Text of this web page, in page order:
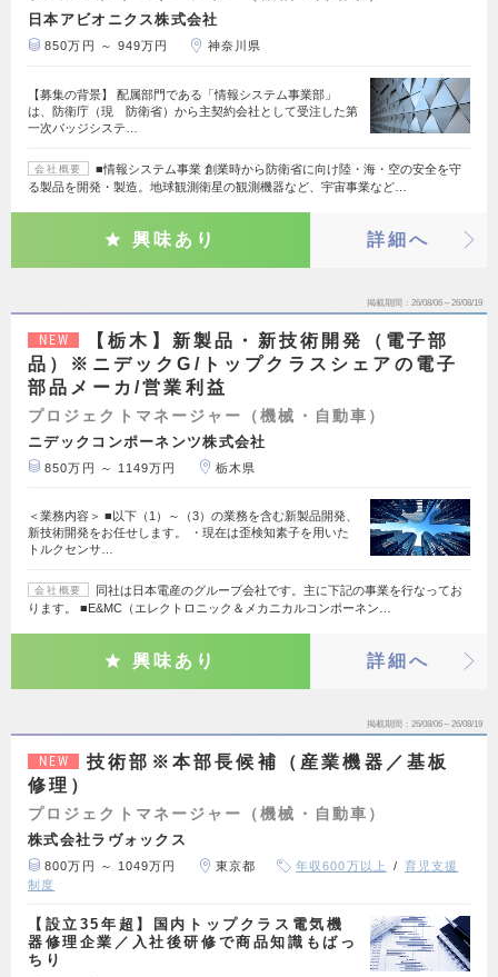
日本アビオニクス株式会社
850万円 ～ 949万円 神奈川県
【募集の背景】 配属部門である「情報システム事業部」
は、防衛庁（現 防衛省）から主契約会社として受注した第
一次バッジシステ…
会社概要
■情報システム事業 創業時から防衛省に向け陸・海・空の安全を守
る製品を開発・製造。地球観測衛星の観測機器など、宇宙事業など…
興味あり 詳細へ
掲載期間 26/08/06～26/08/19
NEW
【栃木】新製品・新技術開発（電子部
品）※ニデックG/トップクラスシェアの電子
部品メーカ/営業利益
プロジェクトマネージャー（機械・自動車）
ニデックコンポーネンツ株式会社
850万円 ～ 1149万円 栃木県
＜業務内容＞ ■以下（1）～（3）の業務を含む新製品開発、
新技術開発をお任せします。 ・現在は歪検知素子を用いた
トルクセンサ…
会社概要
同社は日本電産のグループ会社です。主に下記の事業を行なってお
ります。 ■E&MC（エレクトロニック＆メカニカルコンポーネン…
興味あり 詳細へ
掲載期間 26/08/06～26/08/19
NEW
技術部※本部長候補（産業機器／基板
修理）
プロジェクトマネージャー（機械・自動車）
株式会社ラヴォックス
800万円 ～ 1049万円 東京都 年収600万以上
育児支援
制度
【設立35年超】国内トップクラス電気機
器修理企業／入社後研修で商品知識もばっ
ちり